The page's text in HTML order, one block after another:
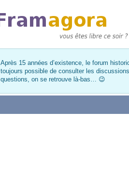
Après 15 années d’existence, le forum
toujours possible de consulter les
questions, on se retrouve là-bas… 😉